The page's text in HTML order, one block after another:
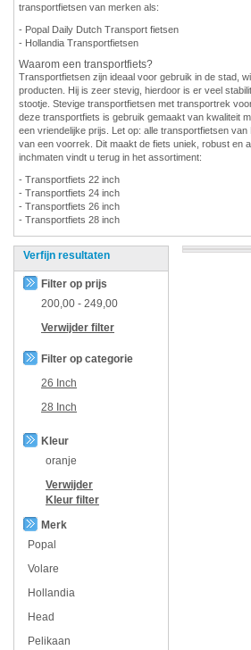
transportfietsen van merken als:
- Popal Daily Dutch Transport fietsen
- Hollandia Transportfietsen
Waarom een transportfiets?
Transportfietsen zijn ideaal voor gebruik in de stad,
producten. Hij is zeer stevig, hierdoor is er veel
stootje. Stevige transportfietsen met transportrek
deze transportfiets is gebruik gemaakt van kwaliteit
een vriendelijke prijs. Let op: alle transportfietsen
van een voorrek. Dit maakt de fiets uniek, robust en
inchmaten vindt u terug in het assortiment:
- Transportfiets 22 inch
- Transportfiets 24 inch
- Transportfiets 26 inch
- Transportfiets 28 inch
Verfijn resultaten
Filter op prijs
200,00 - 249,00
Verwijder filter
Filter op categorie
26 Inch
28 Inch
Kleur
oranje
Verwijder
Kleur filter
Merk
Popal
Volare
Hollandia
Head
Pelikaan